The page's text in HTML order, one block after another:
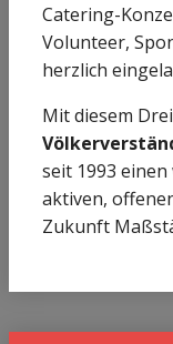
Catering-
Volunteer,
herzlich
Mit diesem
seit 1993
aktiven,
Zukunft